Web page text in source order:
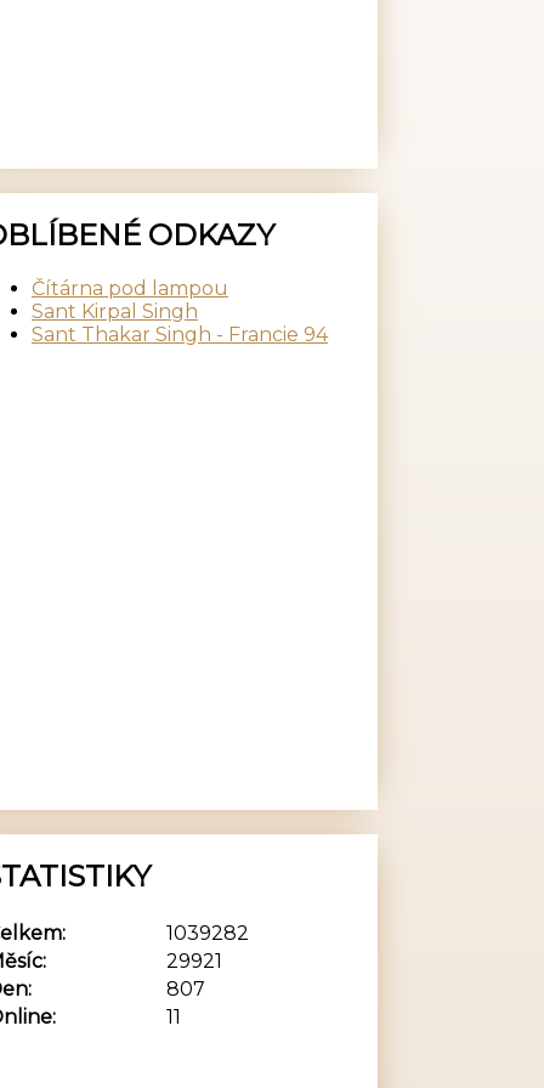
ODKAZY
Čítárna pod lampou
Sant Kirpal Singh
Sant Thakar Singh - Francie 94
11
1039282
29921
807